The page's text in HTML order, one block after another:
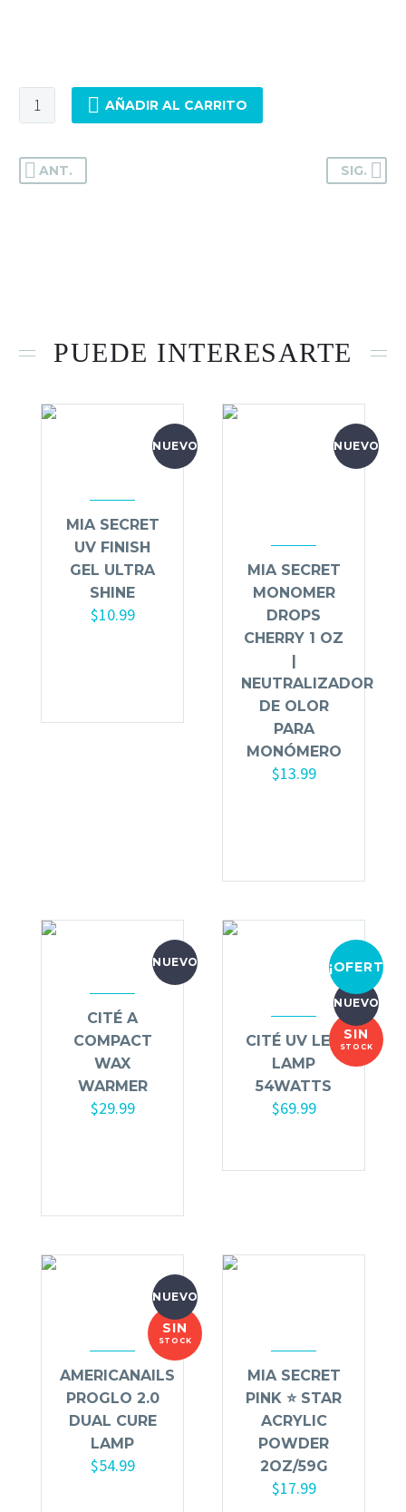
AÑADIR AL CARRITO
ANT. SIG.
PUEDE INTERESARTE
NUEVO
MIA SECRET
UV FINISH
GEL ULTRA
SHINE
$10.99
NUEVO
MIA SECRET
MONOMER
DROPS
CHERRY 1 OZ
|
NEUTRALIZADOR
DE OLOR
PARA
MONÓMERO
$13.99
NUEVO
CITÉ A
COMPACT
WAX
WARMER
$29.99
¡OFERTA!
NUEVO
SIN
STOCK
CITÉ UV LED
LAMP
54WATTS
$69.99
NUEVO
SIN
STOCK
AMERICANAILS
PROGLO 2.0
DUAL CURE
LAMP
$54.99
MIA SECRET
PINK ⭐️ STAR
ACRYLIC
POWDER
2OZ/59G
$17.99